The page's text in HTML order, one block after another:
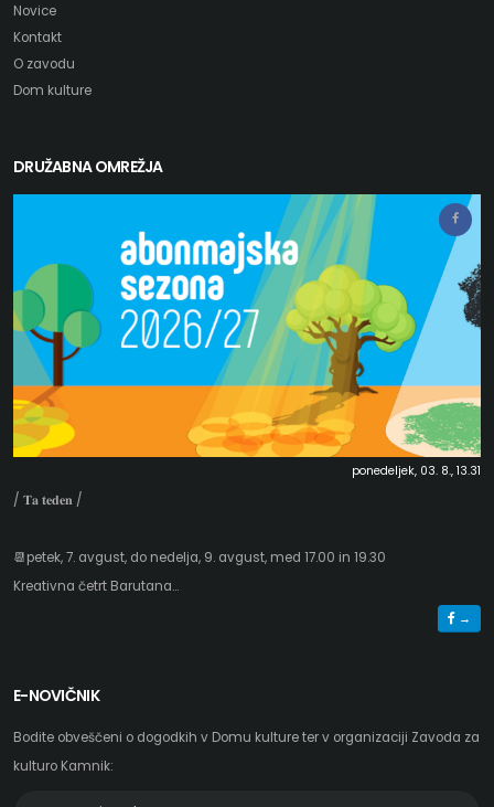
Novice
Kontakt
O zavodu
Dom kulture
DRUŽABNA OMREŽJA
ponedeljek, 03. 8., 13.31
/ 𝐓𝐚 𝐭𝐞𝐝𝐞𝐧 /
📆petek, 7. avgust, do nedelja, 9. avgust, med 17.00 in 19.30
Kreativna četrt Barutana...
→
E-NOVIČNIK
Bodite obveščeni o dogodkih v Domu kulture ter v organizaciji Zavoda za
kulturo Kamnik: